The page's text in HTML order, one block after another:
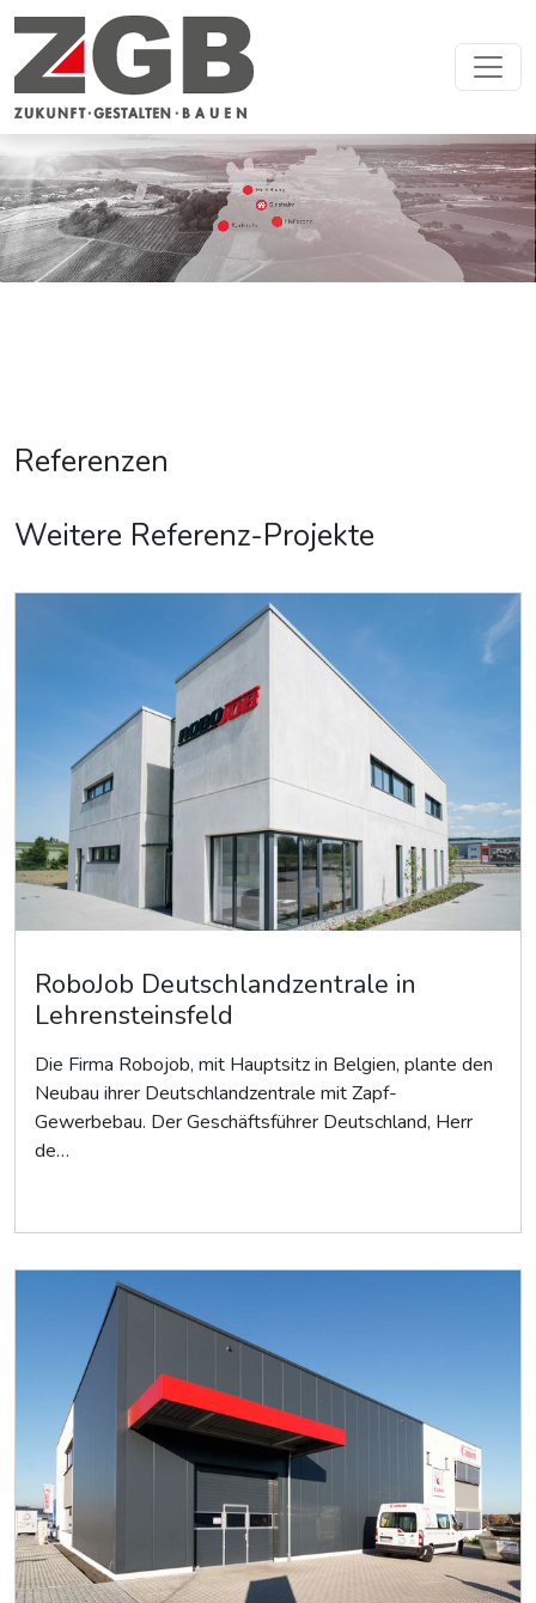
Referenzen
Weitere Referenz-Projekte
RoboJob Deutschlandzentrale in
Lehrensteinsfeld
Die Firma Robojob, mit Hauptsitz in Belgien, plante den
Neubau ihrer Deutschlandzentrale mit Zapf-
Gewerbebau. Der Geschäftsführer Deutschland, Herr
de…